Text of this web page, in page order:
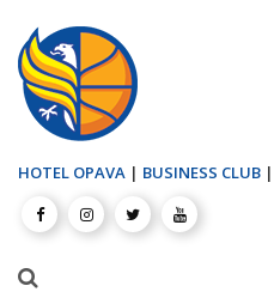
HOTEL OPAVA | BUSINESS CLUB |